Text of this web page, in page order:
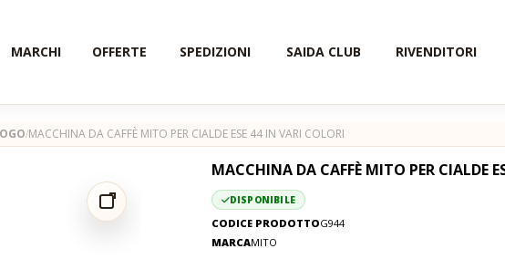
MARCHI OFFERTE SPEDIZIONI SAIDA CLUB RIVENDITORI
MACCHINA DA CAFFÈ MITO PER CIALDE ESE 44 IN VARI COLORI
MACCHINA DA CAFFÈ MITO PER CIALDE
DISPONIBILE
CODICE PRODOTTOG944
MARCAMITO